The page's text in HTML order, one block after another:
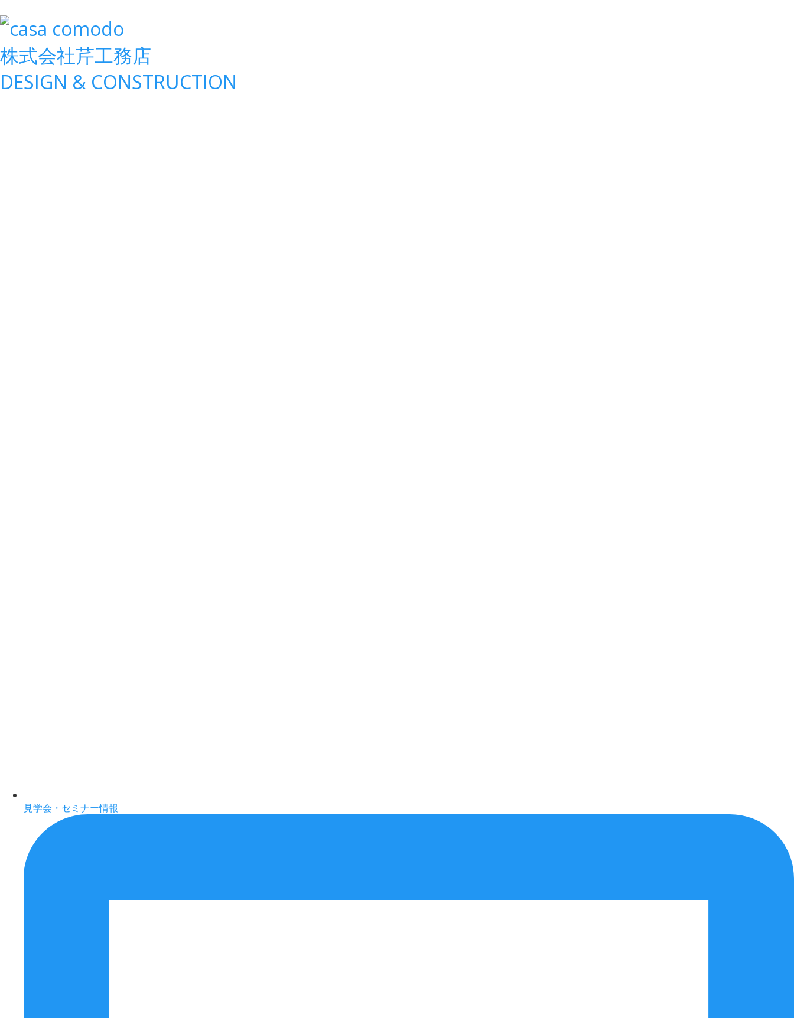
株式会社芹工務店
DESIGN & CONSTRUCTION
見学会・セミナー情報